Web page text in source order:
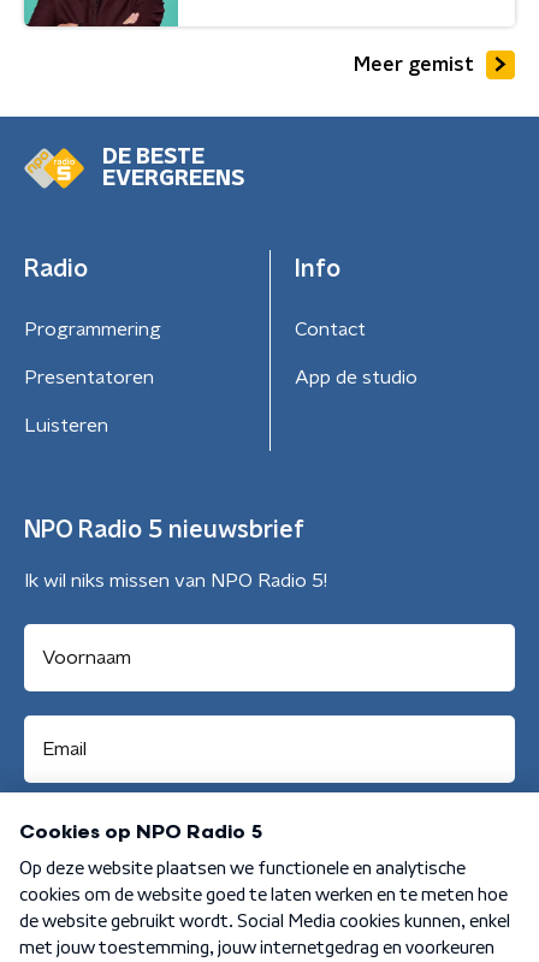
Meer gemist
DE BESTE
EVERGREENS
Radio
Programmering
Presentatoren
Luisteren
Info
Contact
App de studio
NPO Radio 5 nieuwsbrief
Ik wil niks missen van NPO Radio 5!
Aanmelden
Algemene voorwaarden